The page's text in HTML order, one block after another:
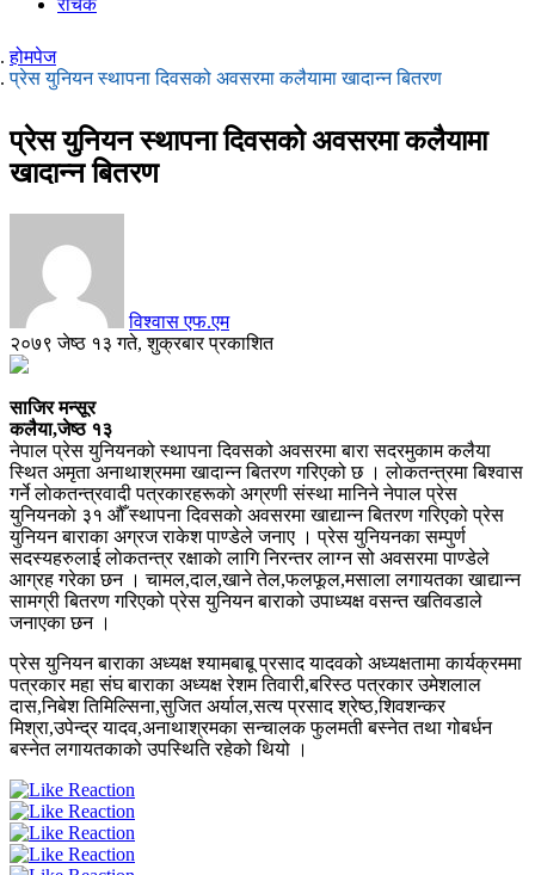
रोचक
होमपेज
प्रेस युनियन स्थापना दिवसको अवसरमा कलैयामा खादान्न बितरण
प्रेस युनियन स्थापना दिवसको अवसरमा कलैयामा
खादान्न बितरण
विश्वास एफ.एम
२०७९ जेष्ठ १३ गते, शुक्रबार प्रकाशित
साजिर मन्सूर
कलैया,जेष्ठ १३
नेपाल प्रेस युनियनको स्थापना दिवसको अवसरमा बारा सदरमुकाम कलैया
स्थित अमृता अनाथाश्रममा खादान्न बितरण गरिएको छ । लाेकतन्त्रमा बिश्वास
गर्ने लाेकतन्त्रवादी पत्रकारहरूकाे अग्रणी संस्था मानिने नेपाल प्रेस
युनियनकाे ३१ औँ स्थापना दिवसकाे अवसरमा खाद्यान्न बितरण गरिएको प्रेस
युनियन बाराका अग्रज राकेश पाण्डेले जनाए । प्रेस युनियनका सम्पुर्ण
सदस्यहरुलाई लाेकतन्त्र रक्षाकाे लागि निरन्तर लाग्न सो अवसरमा पाण्डेले
आग्रह गरेका छन । चामल,दाल,खाने तेल,फलफूल,मसाला लगायतका खाद्यान्न
सामग्री बितरण गरिएको प्रेस युनियन बाराको उपाध्यक्ष वसन्त खतिवडाले
जनाएका छन ।
प्रेस युनियन बाराका अध्यक्ष श्यामबाबू प्रसाद यादवको अध्यक्षतामा कार्यक्रममा
पत्रकार महा संघ बाराका अध्यक्ष रेशम तिवारी,बरिस्ठ पत्रकार उमेशलाल
दास,निबेश तिमिल्सिना,सुजित अर्याल,सत्य प्रसाद श्रेष्ठ,शिवशन्कर
मिश्रा,उपेन्द्र यादव,अनाथाश्रमका सन्चालक फुलमती बस्नेत तथा गोबर्धन
बस्नेत लगायतकाको उपस्थिति रहेको थियो ।